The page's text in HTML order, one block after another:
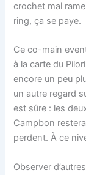
crochet mal
ring, ça se paye.
Ce co-main
à la carte du
encore un peu
un autre regard
est sûre : les
Campbon
perdent. À ce
Observer